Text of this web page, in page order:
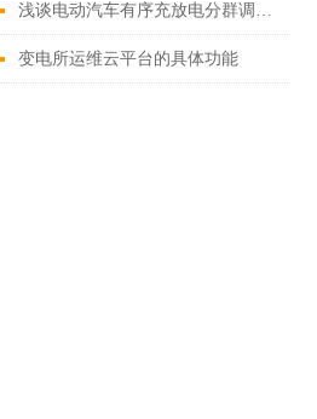
浅谈电动汽车有序充放电分群调度策略
变电所运维云平台的具体功能